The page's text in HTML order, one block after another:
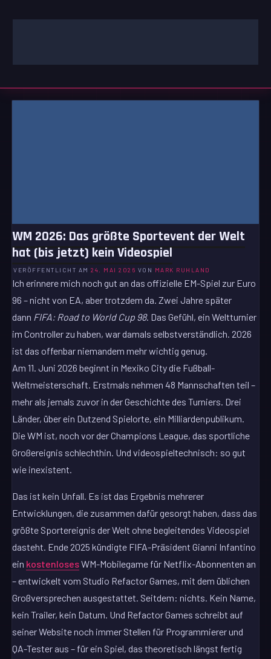
Inhalt
WM 2026: Das größte Sportevent der Welt
hat (bis jetzt) kein Videospiel
VERÖFFENTLICHT AM24. MAI 2026 VON MARK RUHLAND
Ich erinnere mich noch gut an das offizielle EM-Spiel zur Euro
96 – nicht von EA, aber trotzdem da. Zwei Jahre später
dann FIFA: Road to World Cup 98. Das Gefühl, ein Weltturnier
im Controller zu haben, war damals selbstverständlich. 2026
ist das offenbar niemandem mehr wichtig genug.
Am 11. Juni 2026 beginnt in Mexiko City die Fußball-
Weltmeisterschaft. Erstmals nehmen 48 Mannschaften teil –
mehr als jemals zuvor in der Geschichte des Turniers. Drei
Länder, über ein Dutzend Spielorte, ein Milliardenpublikum.
Die WM ist, noch vor der Champions League, das sportliche
Großereignis schlechthin. Und videospieltechnisch: so gut
wie inexistent.
Das ist kein Unfall. Es ist das Ergebnis mehrerer
Entwicklungen, die zusammen dafür gesorgt haben, dass das
größte Sportereignis der Welt ohne begleitendes Videospiel
dasteht. Ende 2025 kündigte FIFA-Präsident Gianni Infantino
ein kostenlosesWM-Mobilegame für Netflix-Abonnenten an
– entwickelt vom Studio Refactor Games, mit dem üblichen
Großversprechen ausgestattet. Seitdem: nichts. Kein Name,
kein Trailer, kein Datum. Und Refactor Games schreibt auf
seiner Website noch immer Stellen für Programmierer und
QA-Tester aus – für ein Spiel, das theoretisch längst fertig